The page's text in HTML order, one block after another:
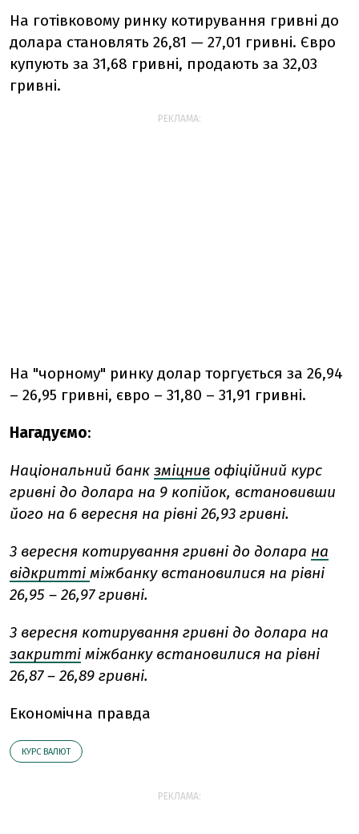
На готівковому ринку котирування гривні до
долара становлять 26,81 — 27,01 гривні. Євро
купують за 31,68 гривні, продають за 32,03
гривні.
РЕКЛАМА:
На "чорному" ринку долар торгується за 26,94
– 26,95 гривні, євро – 31,80 – 31,91 гривні.
Нагадуємо:
Національний банк зміцнив офіційний курс
гривні до долара на 9 копійок, встановивши
його на 6 вересня на рівні 26,93 гривні.
3 вересня котирування гривні до долара на
відкритті міжбанку встановилися на рівні
26,95 – 26,97 гривні.
3 вересня котирування гривні до долара на
закритті міжбанку встановилися на рівні
26,87 – 26,89 гривні.
Економічна правда
КУРС ВАЛЮТ
РЕКЛАМА: